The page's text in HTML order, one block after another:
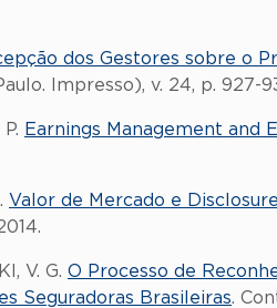
dos Gestores sobre o
Impresso), v. 24, p. 927-
Earnings Management and
Valor de Mercado e
V. G. O Processo de
Seguradoras Brasileiras.